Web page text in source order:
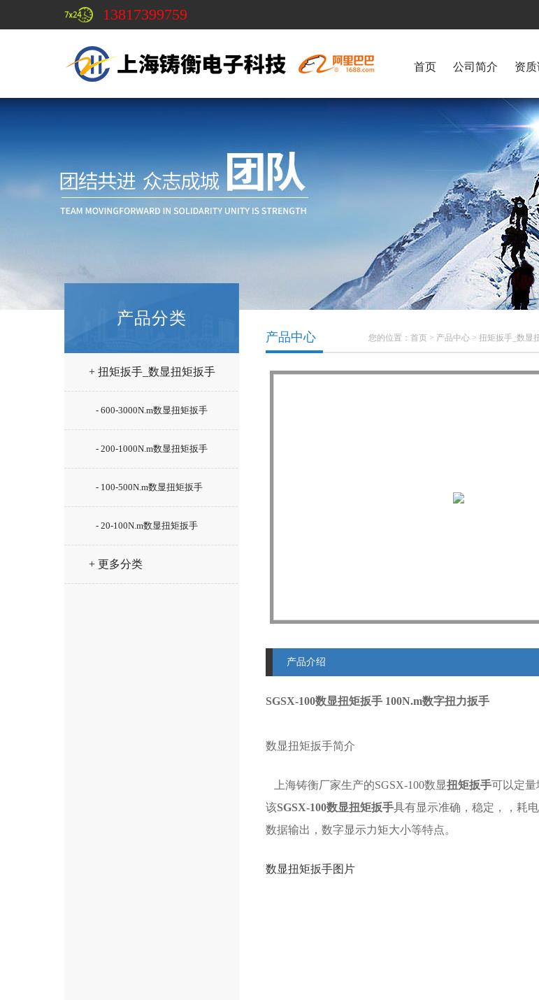
13817399759
首页 公司简介 资
产品分类
+ 扭矩扳手_数显扭矩扳手
- 600-3000N.m数显扭矩扳手
- 200-1000N.m数显扭矩扳手
- 100-500N.m数显扭矩扳手
- 20-100N.m数显扭矩扳手
+ 更多分类
您的位置： 首页 > 产品中心 > 扭矩扳手_数显
产品中心
产品介绍
SGSX-100数显扭矩扳手 100N.m数字扭力扳手
数显扭矩扳手简介
上海铸衡厂家生产的SGSX-100数显扭矩扳手可以定量
该SGSX-100数显扭矩扳手具有显示准确，稳定，，耗
数据输出，数字显示力矩大小等特点。
数显扭矩扳手图片